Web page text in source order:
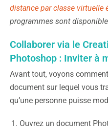
distance par classe virtuelle
programmes sont
Collaborer via le
Photoshop : Inviter à
Avant tout, voyons
document sur lequel vous
qu’une personne puisse
Ouvrez un document